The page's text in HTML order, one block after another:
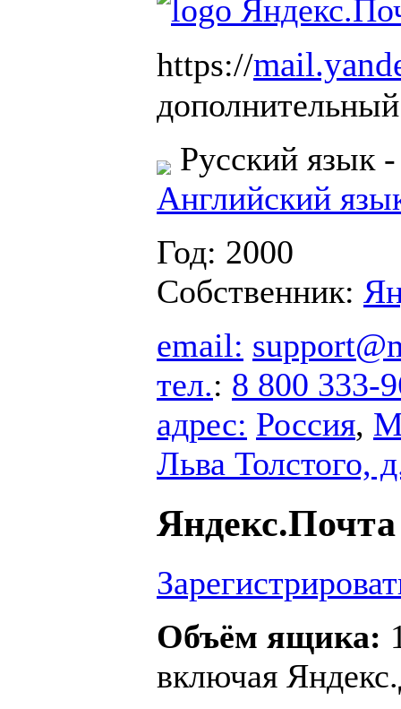
https://
Русский язык
Английский
Год: 2000
Собственник:
email:
тел.: 8 800 333-
адрес: Россия,
Льва Толстого,
Яндекс.Почта
Объём ящика:
включая